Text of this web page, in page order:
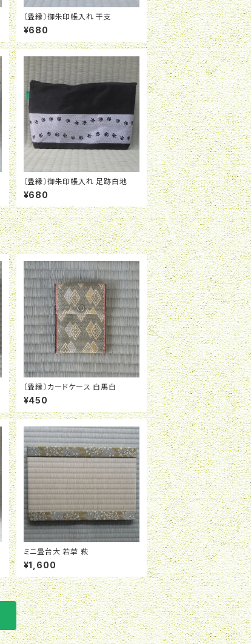
〔畳縁〕御朱印帳入れ 干支
¥680
〔畳縁〕御朱印帳入れ 足跡白地
¥680
〔畳縁〕カードケース 白馬白
¥450
ミニ畳台大 若草 萩
¥1,600